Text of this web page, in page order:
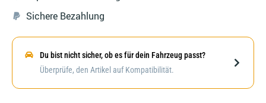
Sichere Bezahlung
Darstellung kann abweichen
Du bist nicht sicher, ob es für dein Fahrzeug passt?
Überprüfe, den Artikel auf Kompatibilität.